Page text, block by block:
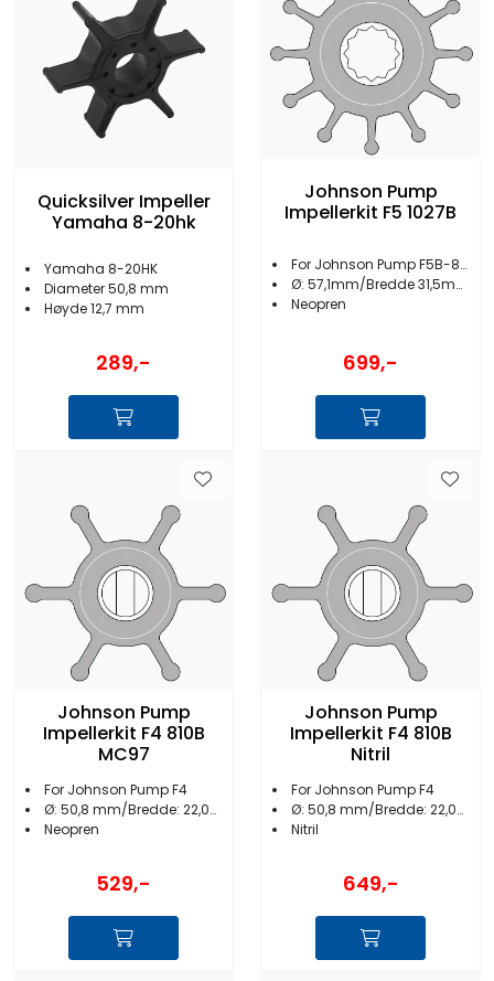
Quicksilver Impeller
Yamaha 8-20hk
Yamaha 8-20HK
Diameter 50,8 mm
Høyde 12,7 mm
289,-
Johnson Pump
Impellerkit F5 1027B
For Johnson Pump F5B-8/F5B-3000
Ø: 57,1mm/Bredde 31,5mm
Neopren
699,-
Johnson Pump
Impellerkit F4 810B
MC97
For Johnson Pump F4
Ø: 50,8 mm/Bredde: 22,0mm
Neopren
529,-
Johnson Pump
Impellerkit F4 810B
Nitril
For Johnson Pump F4
Ø: 50,8 mm/Bredde: 22,0mm
Nitril
649,-